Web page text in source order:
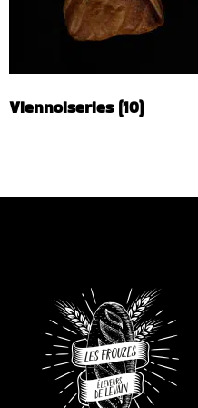
Viennoiseries (10)